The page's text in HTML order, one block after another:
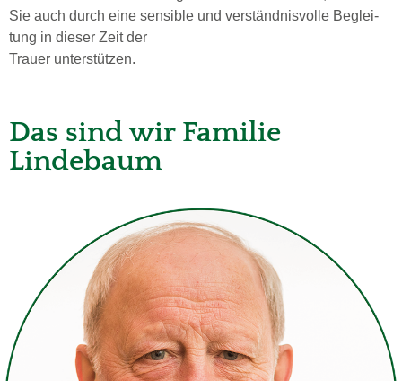
Sie auch durch eine sen­si­ble und ver­ständ­nis­vol­le Be­glei­
tung in dieser Zeit der
Trau­er­ un­ter­stüt­zen.
Das sind wir Familie
Lindebaum